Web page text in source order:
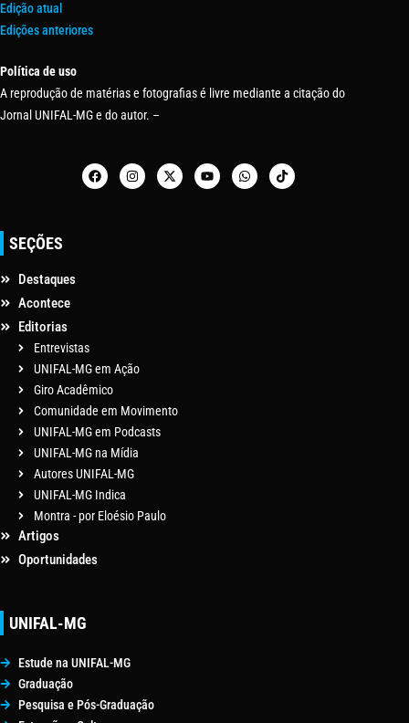
Edição atual
Edições anteriores
Política de uso
A reprodução de matérias e fotografias é livre mediante a citação do
Jornal UNIFAL-MG e do autor. –
SEÇÕES
Destaques
Acontece
Editorias
Entrevistas
UNIFAL-MG em Ação
Giro Acadêmico
Comunidade em Movimento
UNIFAL-MG em Podcasts
UNIFAL-MG na Mídia
Autores UNIFAL-MG
UNIFAL-MG Indica
Montra - por Eloésio Paulo
Artigos
Oportunidades
UNIFAL-MG
Estude na UNIFAL-MG
Graduação
Pesquisa e Pós-Graduação